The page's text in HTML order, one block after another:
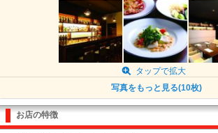
タップで拡大
写真をもっと見る(10枚)
お店の特徴